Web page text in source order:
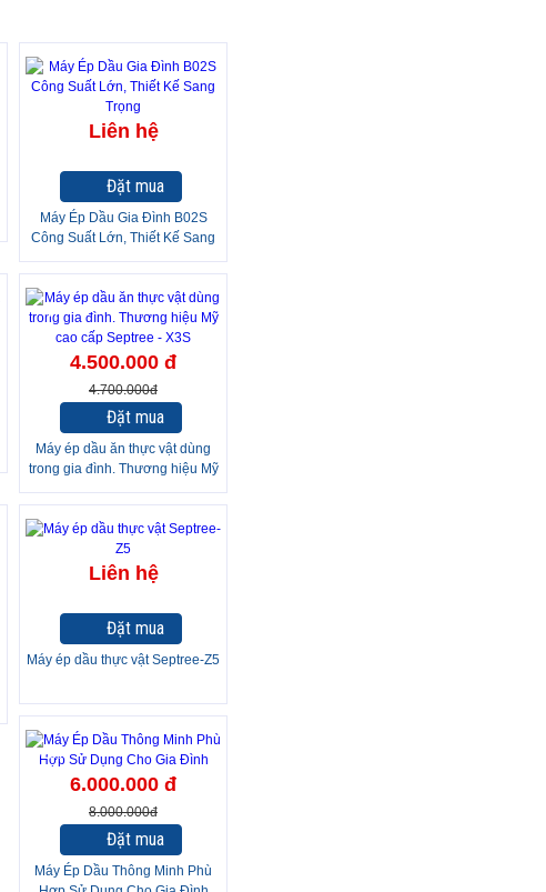
Liên hệ
Đặt mua
Máy Ép Dầu Gia Đình B02S
Công Suất Lớn, Thiết Kế Sang
Trọng
-4%
4.500.000 đ
4.700.000đ
Đặt mua
Máy ép dầu ăn thực vật dùng
trong gia đình. Thương hiệu Mỹ
cao cấp Septree - X3S
Liên hệ
Đặt mua
Máy ép dầu thực vật Septree-Z5
-25%
6.000.000 đ
8.000.000đ
Đặt mua
Máy Ép Dầu Thông Minh Phù